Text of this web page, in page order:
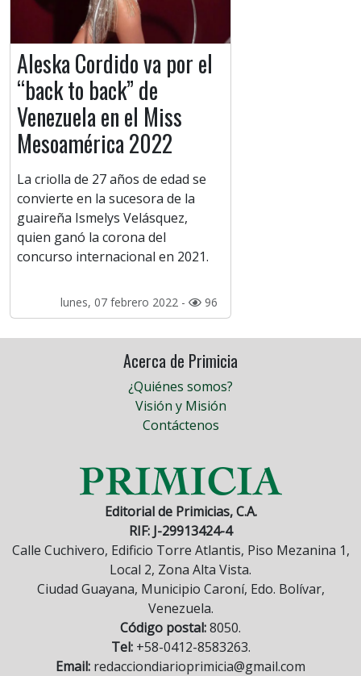
Aleska Cordido va por el
“back to back” de
Venezuela en el Miss
Mesoamérica 2022
La criolla de 27 años de edad se
convierte en la sucesora de la
guaireña Ismelys Velásquez,
quien ganó la corona del
concurso internacional en 2021.
lunes, 07 febrero 2022 - 96
Acerca de Primicia
¿Quiénes somos?
Visión y Misión
Contáctenos
Editorial de Primicias, C.A.
RIF: J-29913424-4
Calle Cuchivero, Edificio Torre Atlantis, Piso Mezanina 1,
Local 2, Zona Alta Vista.
Ciudad Guayana, Municipio Caroní, Edo. Bolívar,
Venezuela.
Código postal:8050.
Tel:+58-0412-8583263.
Email: redacciondiarioprimicia@gmail.com